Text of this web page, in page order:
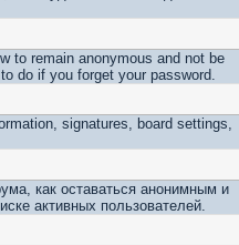
to remain anonymous and not be
do if you forget your password.
signatures, board settings,
как оставаться анонимным и
активных пользователей.